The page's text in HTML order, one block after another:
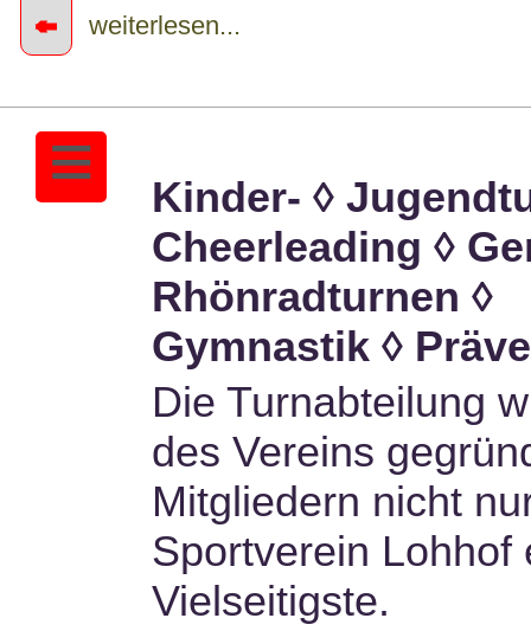
weiterlesen...
Sportangebot A-Z Sommer 2026
verfügbar
weiterlesen...
←
≡
Kinder- ◊
Cheerleading ◊
Rhönradturnen ◊
Gymnastik ◊
Die Turnabteilung
des Vereins
Mitgliedern nicht
Sportverein Lohhof
Vielseitigste.